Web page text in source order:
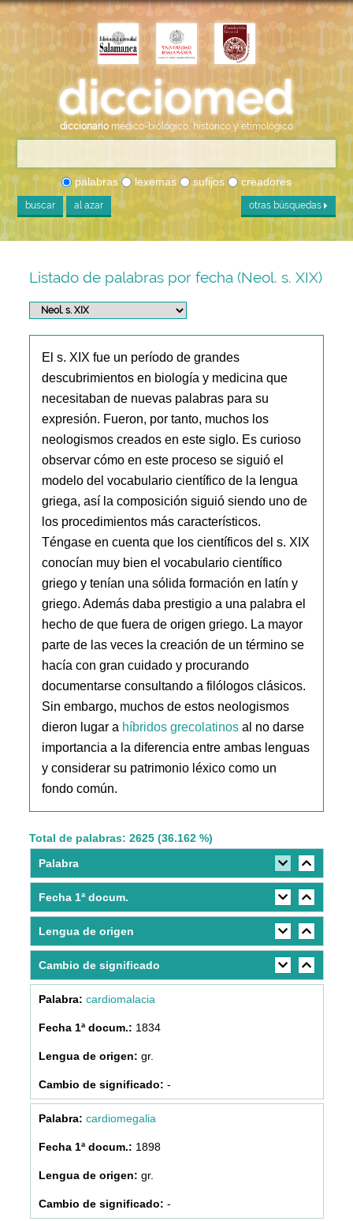
diccionario médico-biológico, histórico y etimológico
palabras lexemas sufijos creadores
buscar al azar otras búsquedas
Listado de palabras por fecha (Neol. s. XIX)
El s. XIX fue un período de grandes
descubrimientos en biología y medicina que
necesitaban de nuevas palabras para su
expresión. Fueron, por tanto, muchos los
neologismos creados en este siglo. Es curioso
observar cómo en este proceso se siguió el
modelo del vocabulario científico de la lengua
griega, así la composición siguió siendo uno de
los procedimientos más característicos.
Téngase en cuenta que los científicos del s. XIX
conocían muy bien el vocabulario científico
griego y tenían una sólida formación en latín y
griego. Además daba prestigio a una palabra el
hecho de que fuera de origen griego. La mayor
parte de las veces la creación de un término se
hacía con gran cuidado y procurando
documentarse consultando a filólogos clásicos.
Sin embargo, muchos de estos neologismos
dieron lugar a híbridos grecolatinos al no darse
importancia a la diferencia entre ambas lenguas
y considerar su patrimonio léxico como un
fondo común.
Total de palabras: 2625 (36.162 %)
Palabra
Fecha 1ª docum.
Lengua de origen
Cambio de significado
cardiomalacia
1834
gr.
-
cardiomegalia
1898
gr.
-